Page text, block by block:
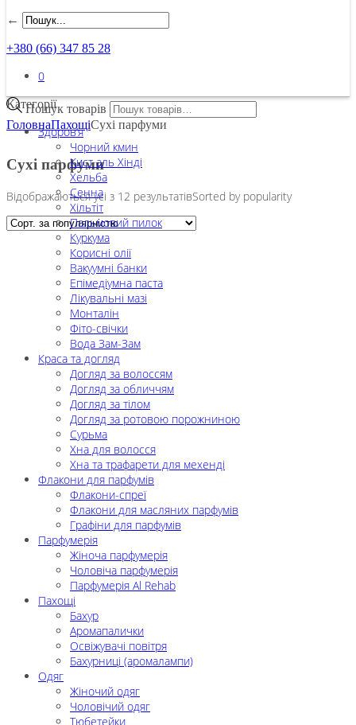
←
+380 (66) 347 85 28
0
Категорії
Здоров’я
Чорний кмин
Кист аль Хінді
Хельба
Сенна
Хільтіт
Пальмовий пилок
Куркума
Корисні олії
Вакуумні банки
Епімедіумна паста
Лікувальні мазі
Монталін
Фіто-свічки
Вода Зам-Зам
Краса та догляд
Догляд за волоссям
Догляд за обличчям
Догляд за тілом
Догляд за ротовою порожниною
Сурьма
Хна для волосся
Хна та трафарети для мехенді
Флакони для парфумів
Флакони-спреї
Флакони для масляних парфумів
Графіни для парфумів
Парфумерія
Жіноча парфумерія
Чоловіча парфумерія
Парфумерія Al Rehab
Пахощі
Бахур
Аромапалички
Освіжувачі повітря
Бахурниці (аромалампи)
Одяг
Жіночий одяг
Чоловічий одяг
Тюбетейки
Пошук товарів
ГоловнаПахощіСухі парфуми
Сухі парфуми
Відображаються усі з 12 результатівSorted by popularity